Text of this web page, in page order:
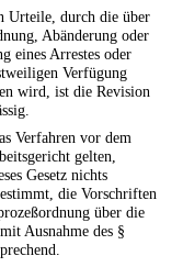
Urteile, durch die über
Abänderung oder
eines Arrestes oder
Verfügung
wird, ist die Revision
Verfahren vor dem
gelten,
Gesetz nichts
die Vorschriften
über die
Ausnahme des §